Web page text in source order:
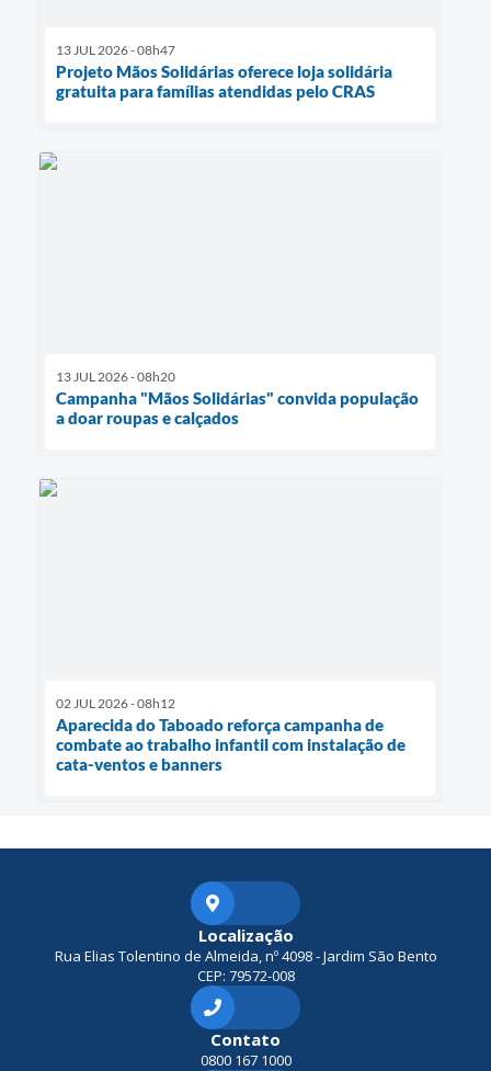
13 JUL 2026 - 08h47
Projeto Mãos Solidárias oferece loja solidária
gratuita para famílias atendidas pelo CRAS
13 JUL 2026 - 08h20
Campanha "Mãos Solidárias" convida população
a doar roupas e calçados
02 JUL 2026 - 08h12
Aparecida do Taboado reforça campanha de
combate ao trabalho infantil com instalação de
cata-ventos e banners
Localização
Rua Elias Tolentino de Almeida, nº 4098 - Jardim São Bento
CEP: 79572-008
Contato
0800 167 1000